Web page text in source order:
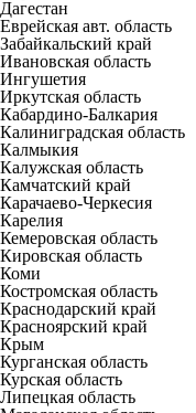
Дагестан
Еврейская авт. область
Забайкальский край
Ивановская область
Ингушетия
Иркутская область
Кабардино-Балкария
Калиниградская область
Калмыкия
Калужская область
Камчатский край
Карачаево-Черкесия
Карелия
Кемеровская область
Кировская область
Коми
Костромская область
Краснодарский край
Красноярский край
Крым
Курганская область
Курская область
Липецкая область